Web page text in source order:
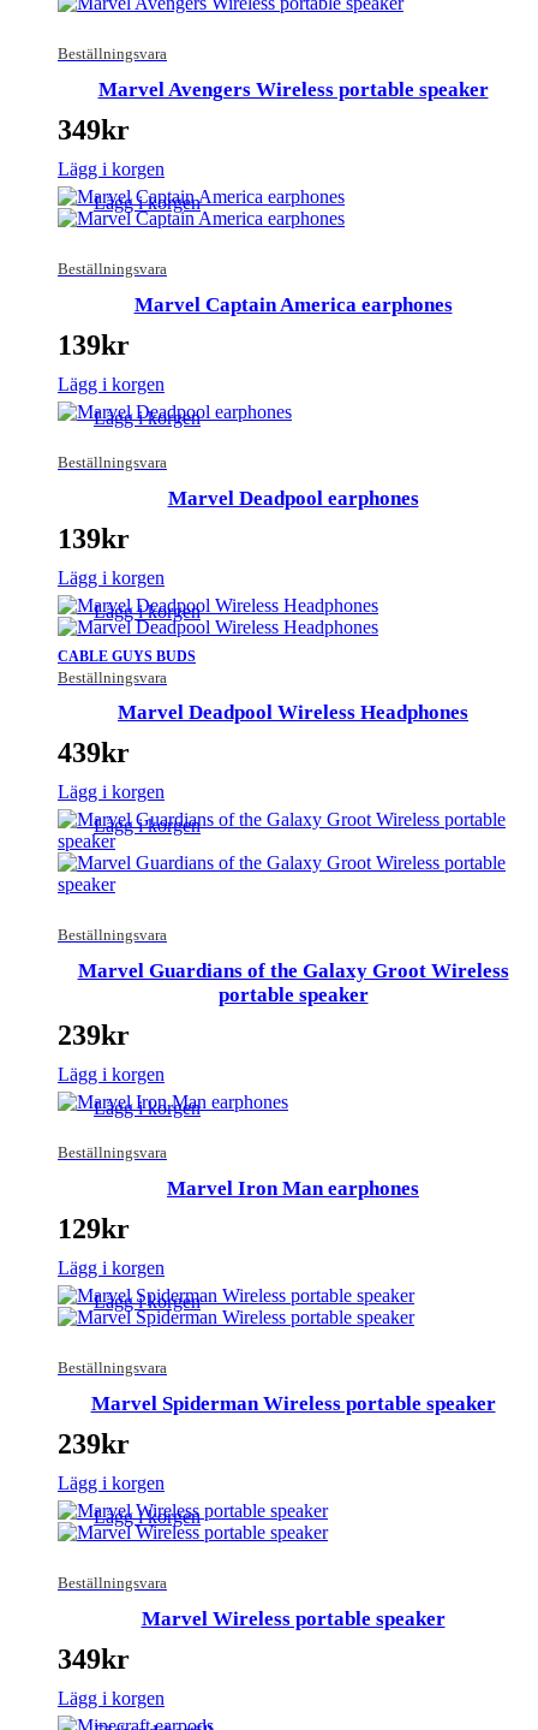
Beställningsvara
Marvel Avengers Wireless portable speaker
349kr
Lägg i korgen
Beställningsvara
Lägg i korgen
Marvel Captain America earphones
139kr
Lägg i korgen
Beställningsvara
Lägg i korgen
Marvel Deadpool earphones
139kr
Lägg i korgen
CABLE GUYS BUDS
Beställningsvara
Lägg i korgen
Marvel Deadpool Wireless Headphones
439kr
Lägg i korgen
Beställningsvara
Lägg i korgen
Marvel Guardians of the Galaxy Groot Wireless
portable speaker
239kr
Lägg i korgen
Beställningsvara
Lägg i korgen
Marvel Iron Man earphones
129kr
Lägg i korgen
Beställningsvara
Lägg i korgen
Marvel Spiderman Wireless portable speaker
239kr
Lägg i korgen
Beställningsvara
Lägg i korgen
Marvel Wireless portable speaker
349kr
Lägg i korgen